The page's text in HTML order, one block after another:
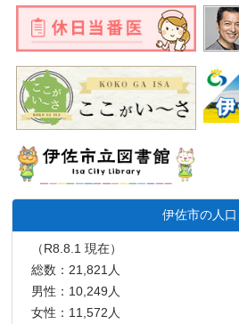
伊佐市の人口
（R8.8.1 現在）
総数：21,821人
男性：10,249人
女性：11,572人